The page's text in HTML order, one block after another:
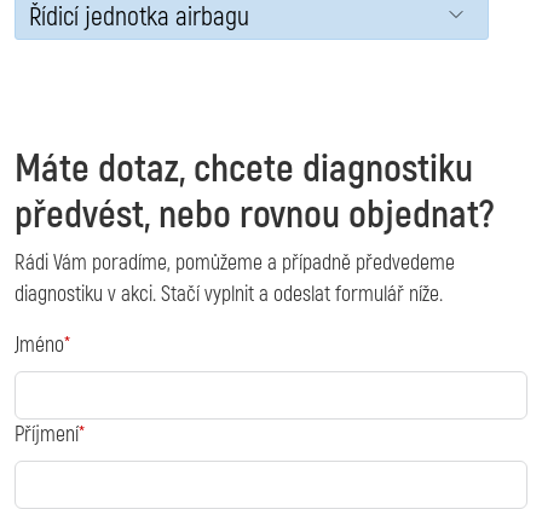
Řídicí jednotka airbagu
Máte dotaz, chcete diagnostiku
předvést, nebo rovnou objednat?
Rádi Vám poradíme, pomůžeme a případně předvedeme
diagnostiku v akci. Stačí vyplnit a odeslat formulář níže.
Jméno
Příjmení